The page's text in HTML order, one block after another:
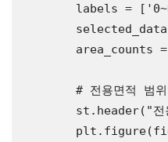
        labels = [
area_counts
# 전용면적 범
        st.header(
"전